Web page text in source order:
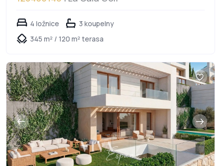
4 ložnice
3 koupelny
345 m² / 120 m² terasa